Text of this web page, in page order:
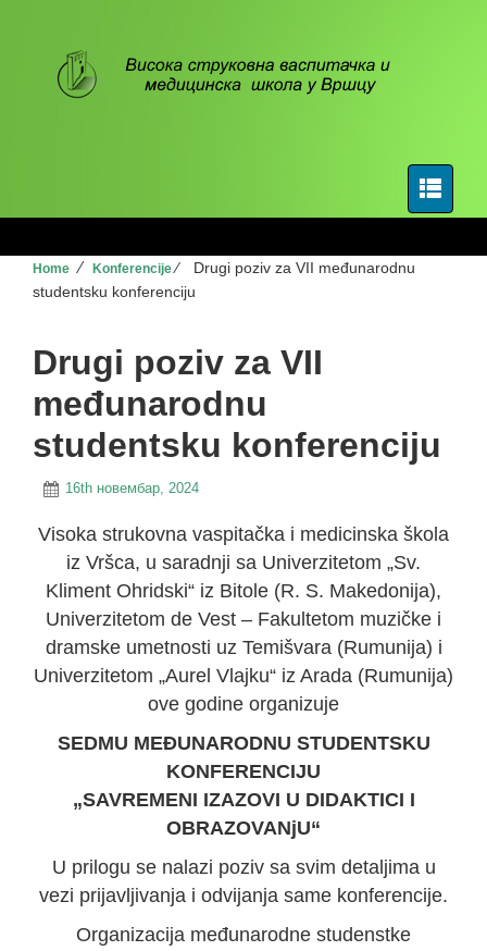
Home ⁄ Konferencije⁄
Drugi poziv za VII međunarodnu
studentsku konferenciju
Drugi poziv za VII
međunarodnu
studentsku konferenciju
16th новембар, 2024
Visoka strukovna vaspitačka i medicinska škola
iz Vršca, u saradnji sa Univerzitetom „Sv.
Kliment Ohridski“ iz Bitole (R. S. Makedonija),
Univerzitetom de Vest – Fakultetom muzičke i
dramske umetnosti uz Temišvara (Rumunija) i
Univerzitetom „Aurel Vlajku“ iz Arada (Rumunija)
ove godine organizuje
SEDMU MEĐUNARODNU STUDENTSKU
KONFERENCIJU
„SAVREMENI IZAZOVI U DIDAKTICI I
OBRAZOVANjU“
U prilogu se nalazi poziv sa svim detaljima u
vezi prijavljivanja i odvijanja same konferencije.
Organizacija međunarodne studenstke